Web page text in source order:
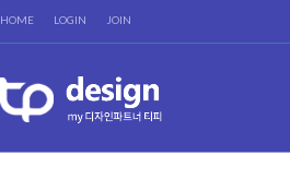
HOME LOGIN JOIN